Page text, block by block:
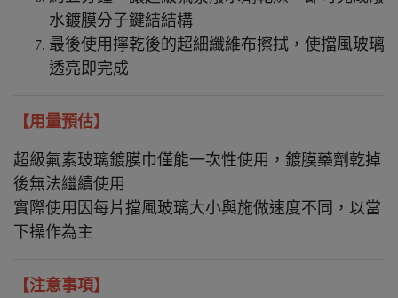
水鍍膜分子鍵結結構
最後使用擰乾後的超細纖維布擦拭，使擋風玻璃
透亮即完成
【用量預估】
超級氟素玻璃鍍膜巾僅能一次性使用， 鍍膜藥劑乾掉
後無法繼續使用
實際使用因每片擋風玻璃大小與施做速度不同，以當
下操作為主
【注意事項】